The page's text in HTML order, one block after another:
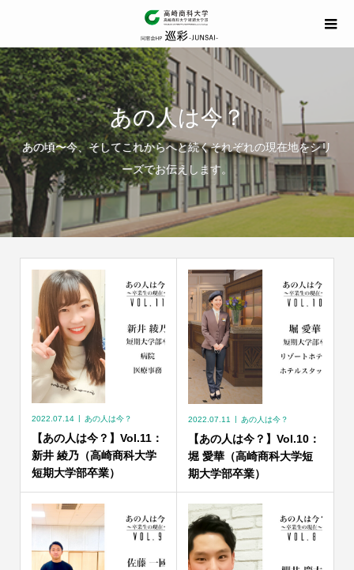
あの人は今？
あの頃〜今、そしてこれからへと続くそれぞれの現在地をシリ
ーズでお伝えします。
2022.07.14 あの人は今？
【あの人は今？】Vol.11：
新井 綾乃（高崎商科大学
短期大学部卒業）
2022.07.11 あの人は今？
【あの人は今？】Vol.10：
堀 愛華（高崎商科大学短
期大学部卒業）